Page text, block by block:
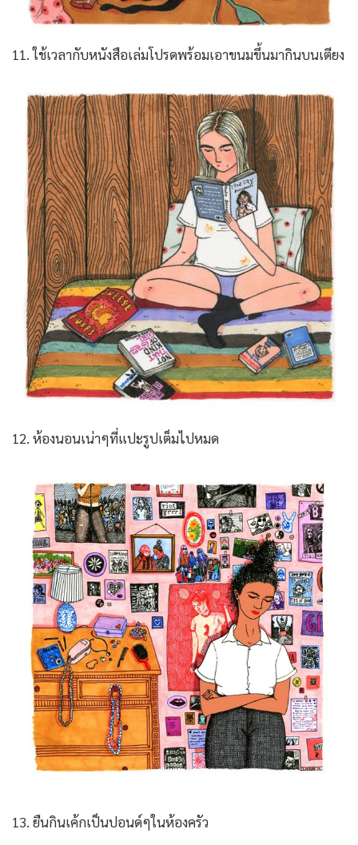
11. ใช้เวลากับหนังสือเล่มโปรดพร้อมเอาขนมขึ้นมากินบนเตียง
12. ห้องนอนเน่าๆที่แปะรูปเต็มไปหมด
13. ยืนกินเค้กเป็นปอนด์ๆในห้องครัว